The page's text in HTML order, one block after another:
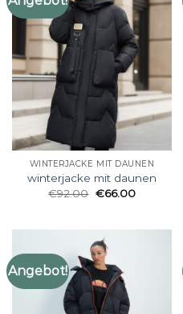
WINTERJACKE MIT DAUNEN
winterjacke mit daunen
€92.00 €66.00
Angebot!